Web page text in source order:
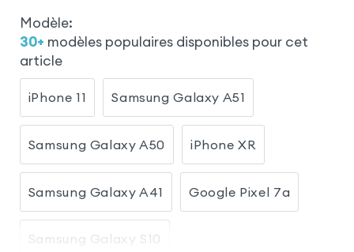
Modèle:
30+ modèles populaires disponibles pour cet
article
iPhone 11 Samsung Galaxy A51
Samsung Galaxy A50 iPhone XR
Samsung Galaxy A41 Google Pixel 7a
Samsung Galaxy S10